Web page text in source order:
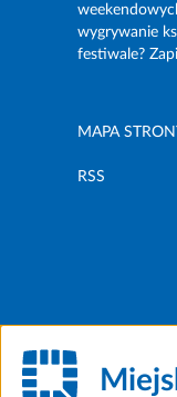
wygrywanie
festiwale?
MAPA
RSS